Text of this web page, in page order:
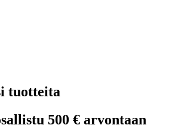
tuotteita
500 € arvontaan